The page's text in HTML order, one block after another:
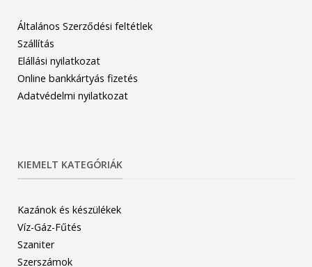
Általános Szerződési feltétlek
Szállítás
Elállási nyilatkozat
Online bankkártyás fizetés
Adatvédelmi nyilatkozat
KIEMELT KATEGÓRIÁK
Kazánok és készülékek
Víz-Gáz-Fűtés
Szaniter
Szerszámok